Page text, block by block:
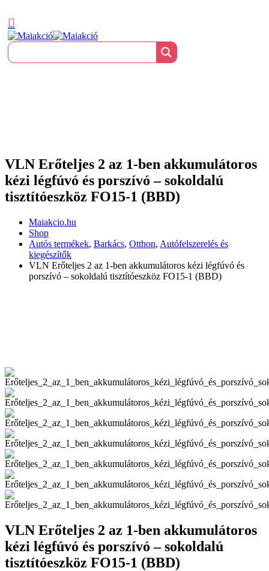
VLN Erőteljes 2 az 1-ben akkumulátoros
kézi légfúvó és porszívó – sokoldalú
tisztítóeszköz FO15-1 (BBD)
Maiakcio.hu
Shop
Autós termékek, Barkács, Otthon, Autófelszerelés és
kiegészítők
VLN Erőteljes 2 az 1-ben akkumulátoros kézi légfúvó és
porszívó – sokoldalú tisztítóeszköz FO15-1 (BBD)
VLN Erőteljes 2 az 1-ben akkumulátoros
kézi légfúvó és porszívó – sokoldalú
tisztítóeszköz FO15-1 (BBD)